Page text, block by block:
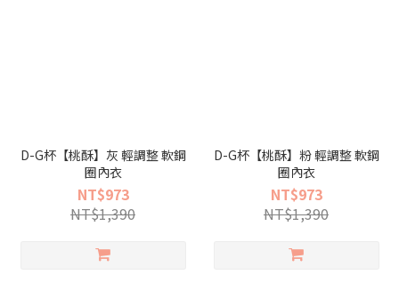
D-G杯【桃酥】灰 輕調整 軟鋼
圈內衣
NT$973
NT$1,390
D-G杯【桃酥】粉 輕調整 軟鋼
圈內衣
NT$973
NT$1,390